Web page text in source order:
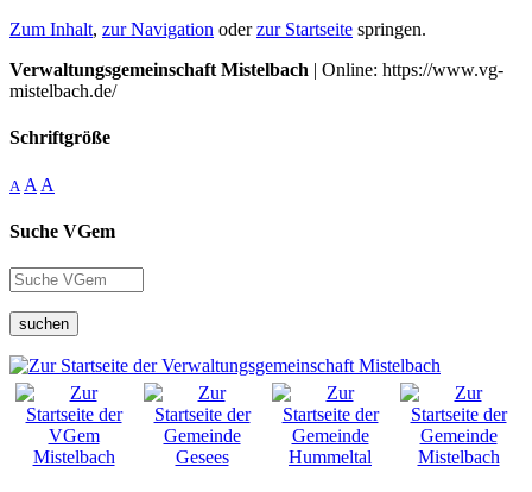
Zum Inhalt, zur Navigation oderzur Startseite springen.
Verwaltungsgemeinschaft Mistelbach | Online: https://www.vg-
mistelbach.de/
Schriftgröße
A A A
Suche VGem
suchen